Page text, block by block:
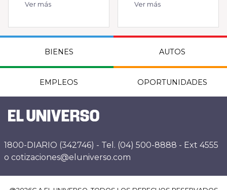
Ver más Ver más
BIENES AUTOS
EMPLEOS OPORTUNIDADES
1800-DIARIO (342746) - Tel. (04) 500-8888 - Ext 4555
o cotizaciones@eluniverso.com